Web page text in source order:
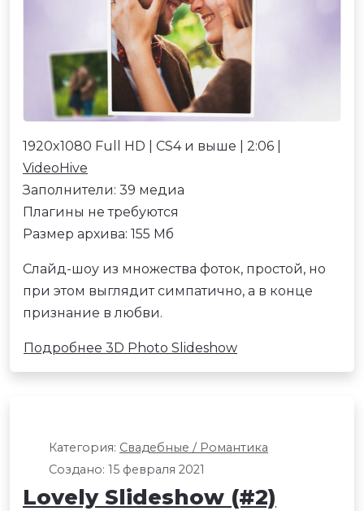
1920x1080 Full HD | CS4 и выше | 2:06 |
VideoHive
Заполнители: 39 медиа
Плагины не требуются
Размер архива: 155 Мб
Слайд-шоу из множества фоток, простой, но
при этом выглядит симпатично, а в конце
признание в любви.
Подробнее 3D Photo Slideshow
Категория: Свадебные / Романтика
Создано: 15 февраля 2021
Lovely Slideshow (#2)